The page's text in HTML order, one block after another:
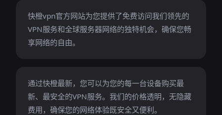
快橙vpn官方网站为您提供了免费访问我们领先的
VPN服务和全球服务器网络的独特机会，确保您畅
享网络的自由。
通过快橙最新，您可以为您的每一台设备购买最
新、最安全的VPN服务。我们的价格透明，无隐藏
费用，确保您的网络体验既安全又便利。